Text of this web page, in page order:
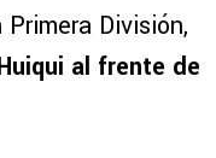
División,
al frente de